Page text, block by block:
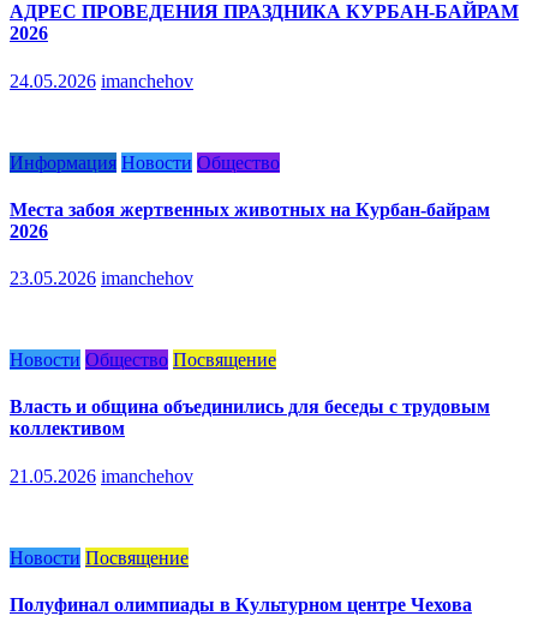
АДРЕС ПРОВЕДЕНИЯ ПРАЗДНИКА КУРБАН-БАЙРАМ
2026
24.05.2026 imanchehov
Информация Новости Общество
Места забоя жертвенных животных на Курбан-байрам
2026
23.05.2026 imanchehov
Новости Общество Посвящение
Власть и община объединились для беседы с трудовым
коллективом
21.05.2026 imanchehov
Новости Посвящение
Полуфинал олимпиады в Культурном центре Чехова